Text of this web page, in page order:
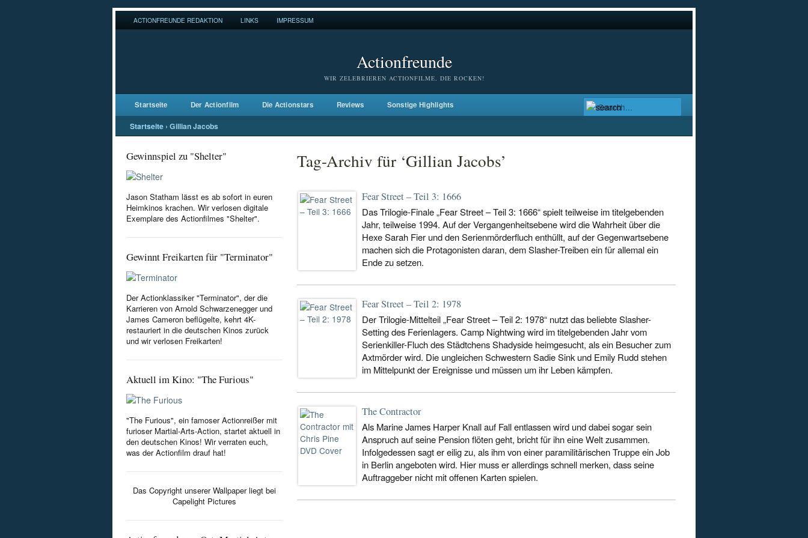
ACTIONFREUNDE REDAKTION LINKS IMPRESSUM
Actionfreunde
WIR ZELEBRIEREN ACTIONFILME, DIE ROCKEN!
Startseite Der Actionfilm Die Actionstars Reviews Sonstige Highlights
Startseite › Gillian Jacobs
Gewinnspiel zu "Shelter"
Jason Statham lässt es ab sofort in euren
Heimkinos krachen. Wir verlosen digitale
Exemplare des Actionfilmes "Shelter".
Gewinnt Freikarten für "Terminator"
Der Actionklassiker "Terminator", der die
Karrieren von Arnold Schwarzenegger und
James Cameron beflügelte, kehrt 4K-
restauriert in die deutschen Kinos zurück
und wir verlosen Freikarten!
Aktuell im Kino: "The Furious"
"The Furious", ein famoser Actionreißer mit
furioser Martial-Arts-Action, startet aktuell in
den deutschen Kinos! Wir verraten euch,
was der Actionfilm drauf hat!
Das Copyright unserer Wallpaper liegt bei
Capelight Pictures
Tag-Archiv für ‘Gillian Jacobs’
Fear Street – Teil 3: 1666
Das Trilogie-Finale „Fear Street – Teil 3: 1666“ spielt teilweise im titelgebenden
Jahr, teilweise 1994. Auf der Vergangenheitsebene wird die Wahrheit über die
Hexe Sarah Fier und den Serienmörderfluch enthüllt, auf der Gegenwartsebene
machen sich die Protagonisten daran, dem Slasher-Treiben ein für allemal ein
Ende zu setzen.
Fear Street – Teil 2: 1978
Der Trilogie-Mittelteil „Fear Street – Teil 2: 1978“ nutzt das beliebte Slasher-
Setting des Ferienlagers. Camp Nightwing wird im titelgebenden Jahr vom
Serienkiller-Fluch des Städtchens Shadyside heimgesucht, als ein Besucher zum
Axtmörder wird. Die ungleichen Schwestern Sadie Sink und Emily Rudd stehen
im Mittelpunkt der Ereignisse und müssen um ihr Leben kämpfen.
The Contractor
Als Marine James Harper Knall auf Fall entlassen wird und dabei sogar sein
Anspruch auf seine Pension flöten geht, bricht für ihn eine Welt zusammen.
Infolgedessen sagt er eilig zu, als ihm von einer paramilitärischen Truppe ein Job
in Berlin angeboten wird. Hier muss er allerdings schnell merken, dass seine
Auftraggeber nicht mit offenen Karten spielen.